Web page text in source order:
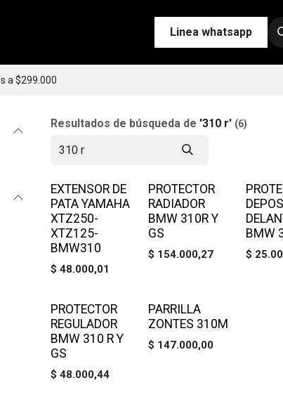
Esenciales Contáctenos
Linea whatsapp
a $299.000
Resultados de búsqueda de '310 r' (6)
EXTENSOR DE
PATA YAMAHA
XTZ250-
XTZ125-
BMW310
$ 48.000,01
PROTECTOR
RADIADOR
BMW 310R Y
GS
$ 154.000,27
BMW
$
PROTECTOR
REGULADOR
BMW 310 R Y
GS
$ 48.000,44
PARRILLA
ZONTES 310M
$ 147.000,00